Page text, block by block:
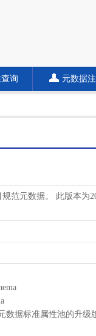
询 元数据
范元数据。 此版本为
数据标准属性池的升